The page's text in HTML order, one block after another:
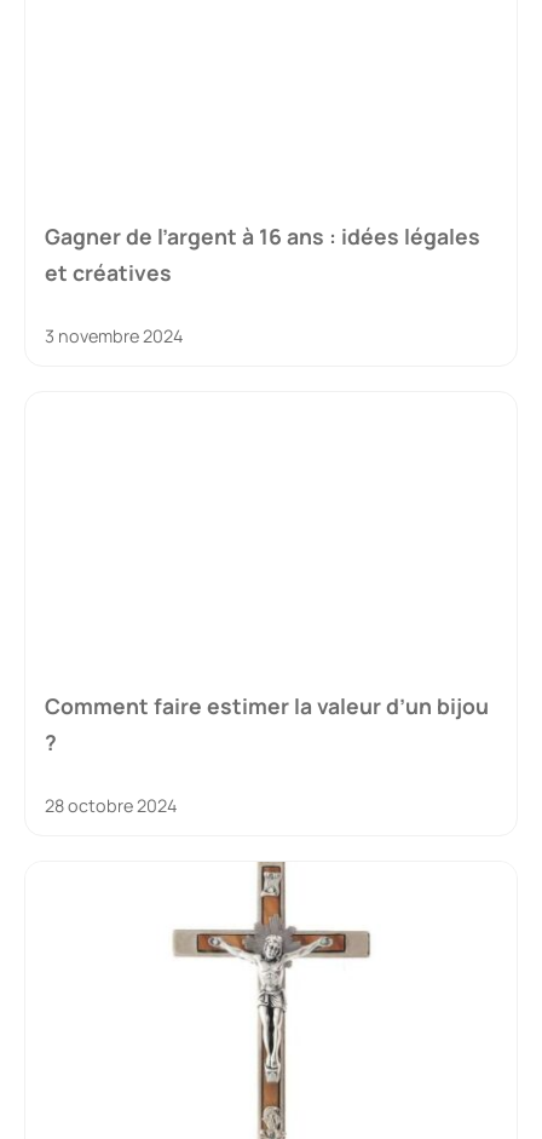
Gagner de l’argent à 16 ans : idées légales
et créatives
3 novembre 2024
Comment faire estimer la valeur d’un bijou
?
28 octobre 2024